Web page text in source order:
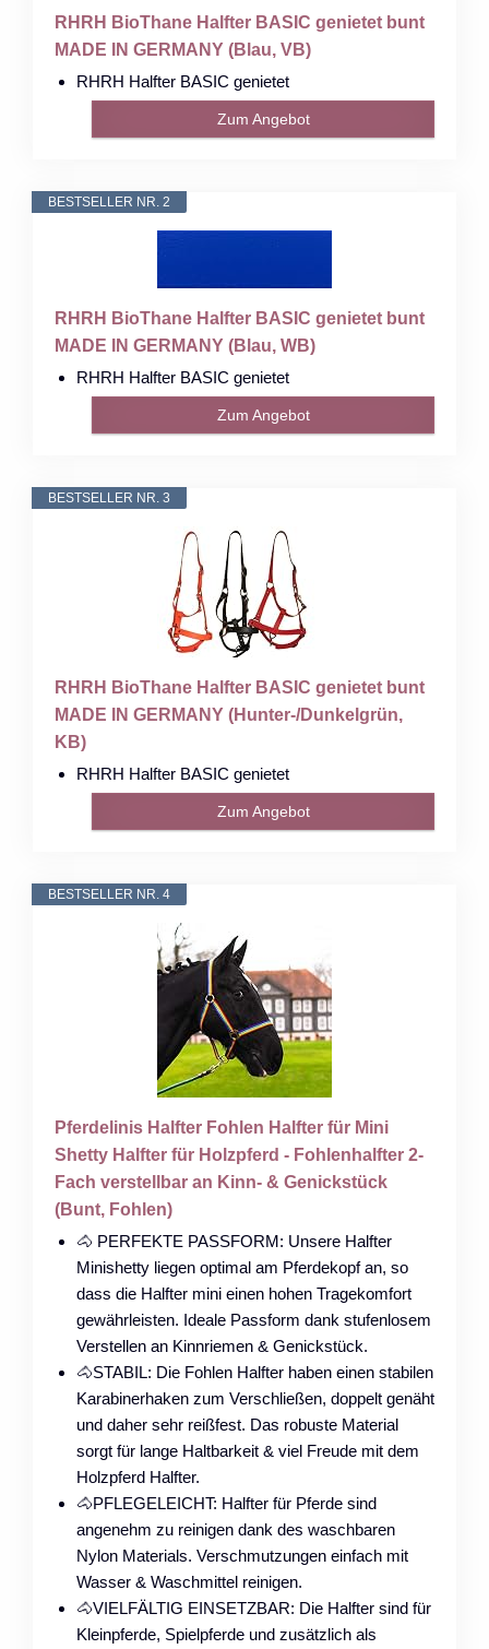
RHRH BioThane Halfter BASIC genietet bunt
MADE IN GERMANY (Blau, VB)
RHRH Halfter BASIC genietet
Zum Angebot
BESTSELLER NR. 2
RHRH BioThane Halfter BASIC genietet bunt
MADE IN GERMANY (Blau, WB)
RHRH Halfter BASIC genietet
Zum Angebot
BESTSELLER NR. 3
RHRH BioThane Halfter BASIC genietet bunt
MADE IN GERMANY (Hunter-/Dunkelgrün,
KB)
RHRH Halfter BASIC genietet
Zum Angebot
BESTSELLER NR. 4
Pferdelinis Halfter Fohlen Halfter für Mini
Shetty Halfter für Holzpferd - Fohlenhalfter 2-
Fach verstellbar an Kinn- & Genickstück
(Bunt, Fohlen)
🐴 PERFEKTE PASSFORM: Unsere Halfter
Minishetty liegen optimal am Pferdekopf an, so
dass die Halfter mini einen hohen Tragekomfort
gewährleisten. Ideale Passform dank stufenlosem
Verstellen an Kinnriemen & Genickstück.
🐴STABIL: Die Fohlen Halfter haben einen stabilen
Karabinerhaken zum Verschließen, doppelt genäht
und daher sehr reißfest. Das robuste Material
sorgt für lange Haltbarkeit & viel Freude mit dem
Holzpferd Halfter.
🐴PFLEGELEICHT: Halfter für Pferde sind
angenehm zu reinigen dank des waschbaren
Nylon Materials. Verschmutzungen einfach mit
Wasser & Waschmittel reinigen.
🐴VIELFÄLTIG EINSETZBAR: Die Halfter sind für
Kleinpferde, Spielpferde und zusätzlich als